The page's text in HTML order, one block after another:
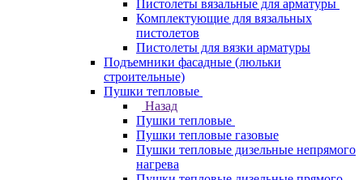
Пистолеты вязальные для арматуры
Комплектующие для вязальных
пистолетов
Пистолеты для вязки арматуры
Подъемники фасадные (люльки
строительные)
Пушки тепловые
Назад
Пушки тепловые
Пушки тепловые газовые
Пушки тепловые дизельные непрямого
нагрева